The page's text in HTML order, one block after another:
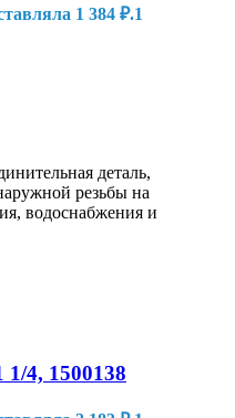
1 384 ₽.1
деталь,
резьбы на
водоснабжения и
4, 1500138